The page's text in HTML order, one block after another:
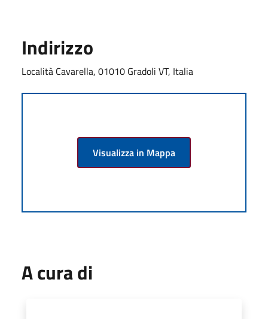
Indirizzo
Località Cavarella, 01010 Gradoli VT, Italia
Visualizza in Mappa
A cura di